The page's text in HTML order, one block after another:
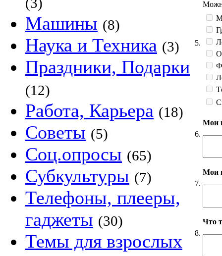
Машины (8)
Наука и Техника (3)
Праздники, Подарки
(12)
Работа, Карьера (18)
Советы (5)
Соц.опросы (65)
Субкультуры (7)
Телефоны, плееры,
гаджеты (30)
Темы для взрослых
5.
6.
Мои
7.
Мои
8.
Что